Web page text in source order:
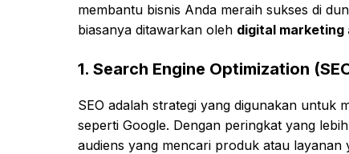
membantu bisnis Anda meraih sukses di
biasanya ditawarkan oleh digital marketing
1. Search Engine Optimization
SEO adalah strategi yang digunakan untuk
seperti Google. Dengan peringkat yang
audiens yang mencari produk atau layanan